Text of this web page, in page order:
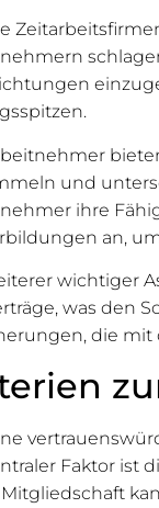
und
ihre
an,
wichtiger
was den
die mit
Faktor ist
Mitgliedschaft